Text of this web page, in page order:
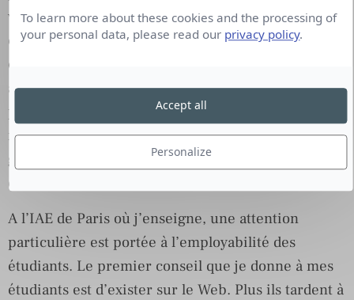
via les outils. Les outils portent en eux des
concepts qui permettent de mieux comprendre ce
qu’est un réseau. Nous allons travailler, cette
année, sur les réseaux sociaux chinois car ils
proposent une vision tout à fait actuelle des
nouveaux usages des consommateurs, une vision
globalisante, un écosystème Full Service qui mêle
consommation, réseau, expérientiel…
A l’IAE de Paris où j’enseigne, une attention
particulière est portée à l’employabilité des
étudiants. Le premier conseil que je donne à mes
étudiants est d’exister sur le Web. Plus ils tardent à
To learn more about these cookies and the processing of
your personal data, please read our privacy policy.
Personalize
Accept all